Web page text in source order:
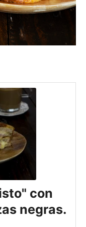
con
negras.